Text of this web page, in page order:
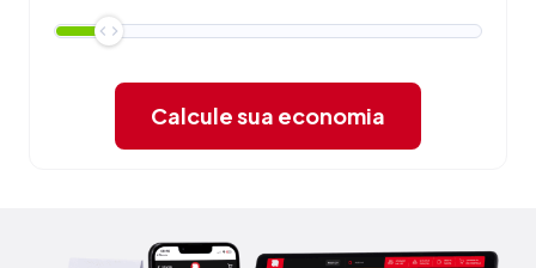
Calcule sua economia